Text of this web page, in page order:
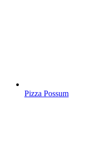
Pizza Possum